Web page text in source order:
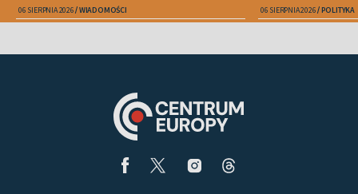
06 SIERPNIA 2026 WIADOMOŚCI 06 SIERPNIA 2026 POLITYKA